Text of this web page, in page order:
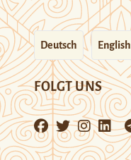
Deutsch English
FOLGT UNS